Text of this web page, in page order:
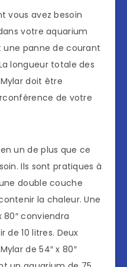
vous avez besoin
votre aquarium
panne de courant
longueur totale des
doit être
de votre
un de plus que ce
Ils sont pratiques à
double couche
la chaleur. Une
conviendra
10 litres. Deux
de 54″ x 80″